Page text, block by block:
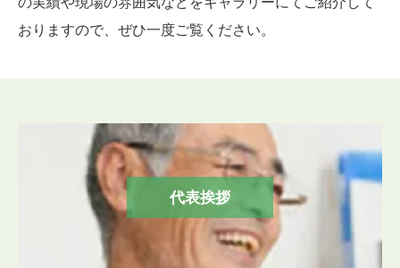
おりますので、ぜひ一度ご覧ください。
代表挨拶